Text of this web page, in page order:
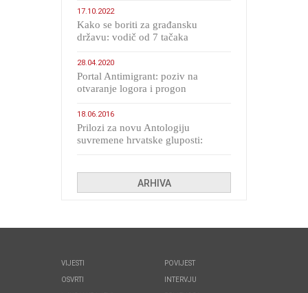
17.10.2022
Kako se boriti za građansku
državu: vodič od 7 tačaka
28.04.2020
Portal Antimigrant: poziv na
otvaranje logora i progon
18.06.2016
Prilozi za novu Antologiju
suvremene hrvatske gluposti:
ARHIVA
VIJESTI
OSVRTI
POVIJEST
INTERVJU